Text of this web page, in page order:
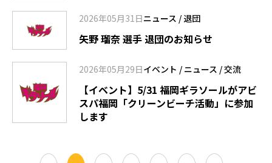
2026年05月31日ニュース / 退団
矢野 瑠奈 選手 退団のお知らせ
2026年05月29日イベント / ニュース /交流
【イベント】5/31 福岡ギラソールがアビ
スパ福岡「クリーンビーチ活動」に参加
します